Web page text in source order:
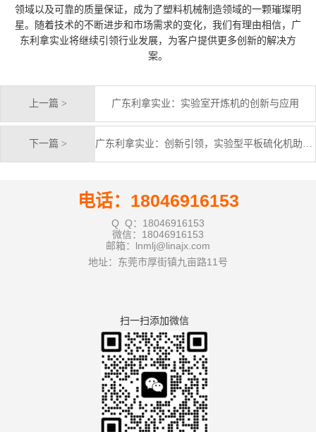
领域以及可靠的质量保证，成为了塑料机械制造领域的一颗璀璨明
星。随着技术的不断进步和市场需求的变化，我们有理由相信，广
东利拿实业将继续引领行业发展，为客户提供更多创新的解决方
案。
上一篇 > 广东利拿实业：实验室开炼机的创新与应用
下一篇 >
电话：18046916153
Q Q：18046916153
微信：18046916153
邮箱：lnmlj@linajx.com
地址：东莞市厚街镇九亩路11号
扫一扫添加微信